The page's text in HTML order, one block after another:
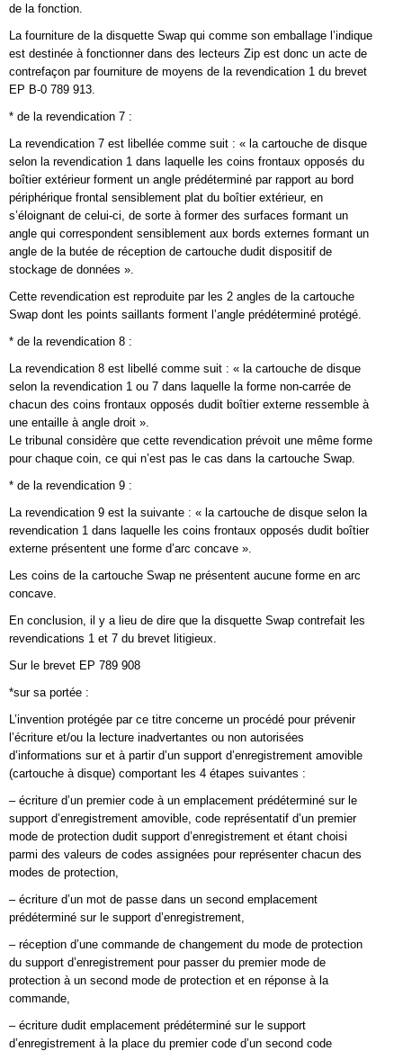
de la fonction.
La fourniture de la disquette Swap qui comme son emballage l’indique
est destinée à fonctionner dans des lecteurs Zip est donc un acte de
contrefaçon par fourniture de moyens de la revendication 1 du brevet
EP B-0 789 913.
* de la revendication 7 :
La revendication 7 est libellée comme suit : « la cartouche de disque
selon la revendication 1 dans laquelle les coins frontaux opposés du
boîtier extérieur forment un angle prédéterminé par rapport au bord
périphérique frontal sensiblement plat du boîtier extérieur, en
s’éloignant de celui-ci, de sorte à former des surfaces formant un
angle qui correspondent sensiblement aux bords externes formant un
angle de la butée de réception de cartouche dudit dispositif de
stockage de données ».
Cette revendication est reproduite par les 2 angles de la cartouche
Swap dont les points saillants forment l’angle prédéterminé protégé.
* de la revendication 8 :
La revendication 8 est libellé comme suit : « la cartouche de disque
selon la revendication 1 ou 7 dans laquelle la forme non-carrée de
chacun des coins frontaux opposés dudit boîtier externe ressemble à
une entaille à angle droit ».
Le tribunal considère que cette revendication prévoit une même forme
pour chaque coin, ce qui n’est pas le cas dans la cartouche Swap.
* de la revendication 9 :
La revendication 9 est la suivante : « la cartouche de disque selon la
revendication 1 dans laquelle les coins frontaux opposés dudit boîtier
externe présentent une forme d’arc concave ».
Les coins de la cartouche Swap ne présentent aucune forme en arc
concave.
En conclusion, il y a lieu de dire que la disquette Swap contrefait les
revendications 1 et 7 du brevet litigieux.
Sur le brevet EP 789 908
*sur sa portée :
L’invention protégée par ce titre concerne un procédé pour prévenir
l’écriture et/ou la lecture inadvertantes ou non autorisées
d’informations sur et à partir d’un support d’enregistrement amovible
(cartouche à disque) comportant les 4 étapes suivantes :
– écriture d’un premier code à un emplacement prédéterminé sur le
support d’enregistrement amovible, code représentatif d’un premier
mode de protection dudit support d’enregistrement et étant choisi
parmi des valeurs de codes assignées pour représenter chacun des
modes de protection,
– écriture d’un mot de passe dans un second emplacement
prédéterminé sur le support d’enregistrement,
– réception d’une commande de changement du mode de protection
du support d’enregistrement pour passer du premier mode de
protection à un second mode de protection et en réponse à la
commande,
– écriture dudit emplacement prédéterminé sur le support
d’enregistrement à la place du premier code d’un second code